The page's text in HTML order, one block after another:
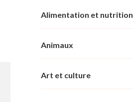
Alimentation et nutrition
Animaux
Art et culture